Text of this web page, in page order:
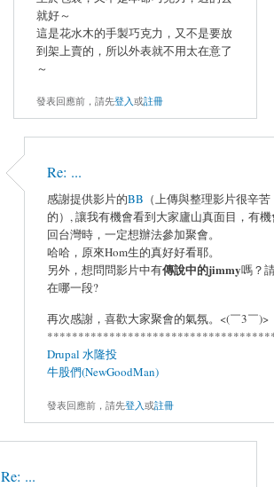
就好～
這是花水木的手製巧克力，又不是要放
到架上賣的，所以外表就不用太在意了
～
發表回應前，請先登入或註冊
Re: ...
感謝提供影片的BB （上傳與整理影片很辛苦
的）, 讓我有機會看到大家廬山真面目，有
回台灣時，一定想辦法參加聚會。
哈哈，原來Hom生的真好好看耶。
另外，想問問影片中有傳說中的jimmy嗎？
在哪一段?
再次感謝，喜歡大家聚會的氣氛。<(￣3￣)>
Drupal 水隆投
牛股們(NewGoodMan)
發表回應前，請先登入或註冊
Re: ...